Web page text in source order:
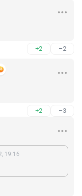
+2 –2
+2 –3
19:16